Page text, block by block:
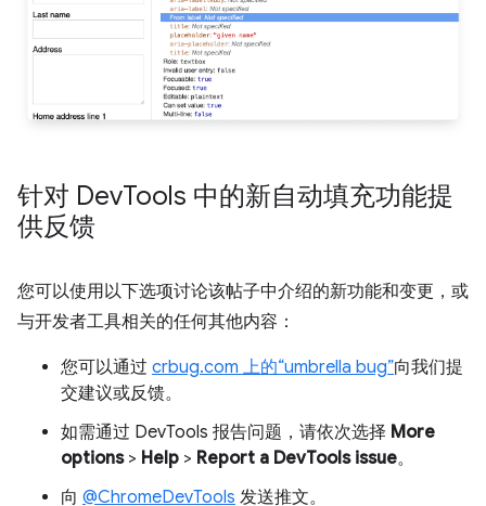
针对 DevTools 中的新自动填充功能提
供反馈
您可以使用以下选项讨论该帖子中介绍的新功能和变更，或
与开发者工具相关的任何其他内容：
您可以通过 crbug.com 上的“umbrella bug”向我们提
交建议或反馈。
如需通过 DevTools 报告问题，请依次选择 More
options> Help > Report a DevTools issue。
向 @ChromeDevTools 发送推文。